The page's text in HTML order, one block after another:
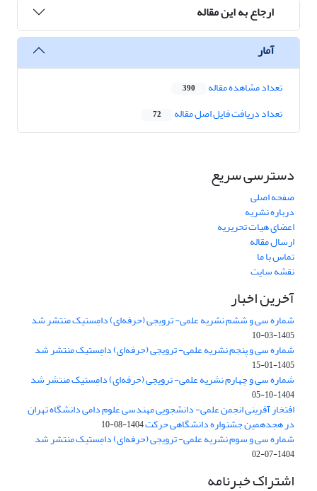
ارجاع به این مقاله
آمار
تعداد مشاهده مقاله 390
تعداد دریافت فایل اصل مقاله 72
دسترسی سریع
صفحه اصلی
درباره نشریه
اعضای هیات تحریریه
ارسال مقاله
تماس با ما
نقشه سایت
آخرین اخبار
شماره سی و ششم نشریه علمی- ترویجی (حرفه‌ای) دامِستیک منتشر شد
1405-03-10
شماره سی و پنجم نشریه علمی- ترویجی (حرفه‌ای) دامِستیک منتشر شد
1405-01-15
شماره سی و چهارم نشریه علمی- ترویجی (حرفه‌ای) دامِستیک منتشر شد
1404-10-05
افتخار آفرینی انجمن علمی- دانشجویی مهندسی علوم دامی دانشگاه تهران
در هجدهمین جشنواره دانشگاهی حرکت1404-08-10
شماره سی و سوم نشریه علمی- ترویجی (حرفه‌ای) دامِستیک منتشر شد
1404-07-02
اشتراک خبرنامه